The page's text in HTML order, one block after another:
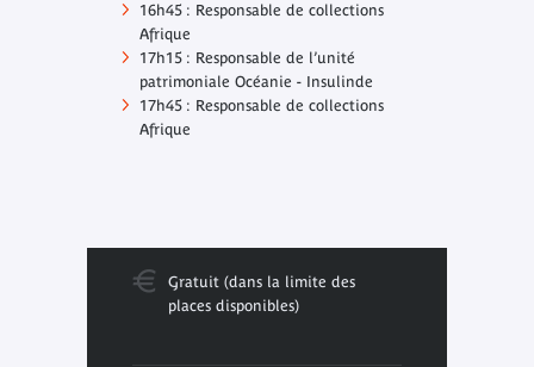
16h45 : Responsable de collections
Afrique
17h15 : Responsable de l’unité
patrimoniale Océanie - Insulinde
17h45 : Responsable de collections
Afrique
Gratuit (dans la limite des
places disponibles)